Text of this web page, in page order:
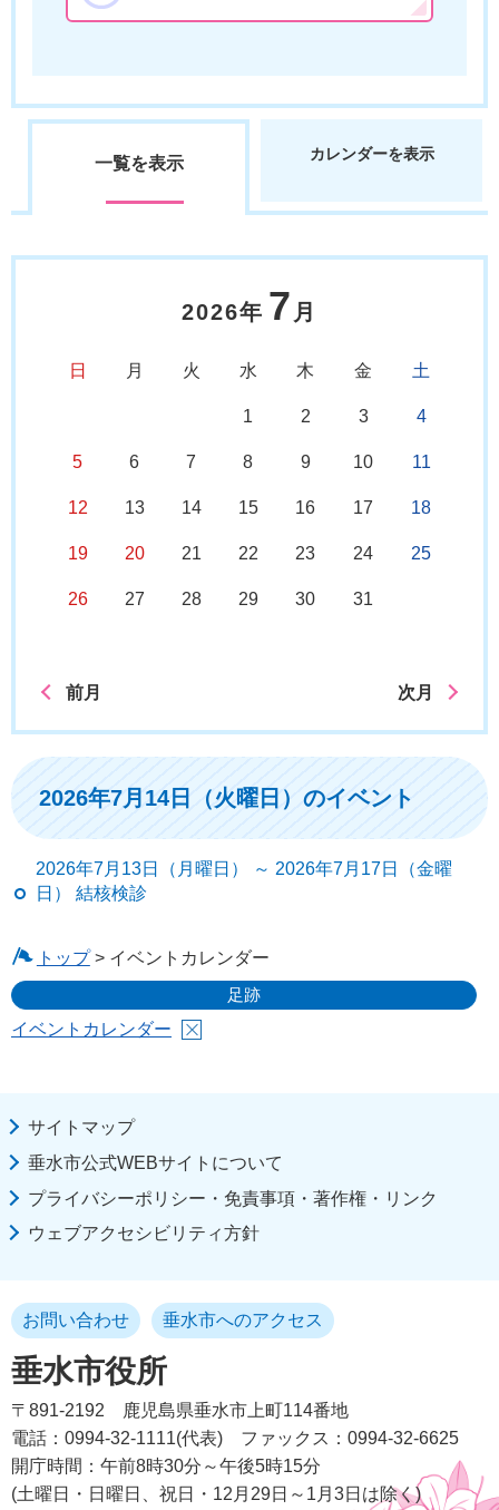
一覧を表示 カレンダーを表示
2026年 7 月
日 月 火 水 木 金 土
1 2 3 4
5 6 7 8 9 10 11
12 13 14 15 16 17 18
19 20 21 22 23 24 25
26 27 28 29 30 31
前月 次月
2026年7月14日（火曜日）のイベント
2026年7月13日（月曜日） ～ 2026年7月17日（金曜
日） 結核検診
トップ> イベントカレンダー
足跡
イベントカレンダー
サイトマップ
垂水市公式WEBサイトについて
プライバシーポリシー・免責事項・著作権・リンク
ウェブアクセシビリティ方針
垂水市役所
お問い合わせ 垂水市へのアクセス
〒891-2192
鹿児島県垂水市上町114番地
電話：0994-32-1111(代表)
ファックス：0994-32-6625
開庁時間：午前8時30分～午後5時15分
(土曜日・日曜日、祝日・12月29日～1月3日は除く)